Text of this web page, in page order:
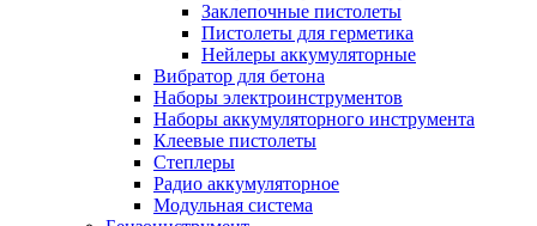
Заклепочные пистолеты
Пистолеты для герметика
Нейлеры аккумуляторные
Вибратор для бетона
Наборы электроинструментов
Наборы аккумуляторного инструмента
Клеевые пистолеты
Степлеры
Радио аккумуляторное
Модульная система